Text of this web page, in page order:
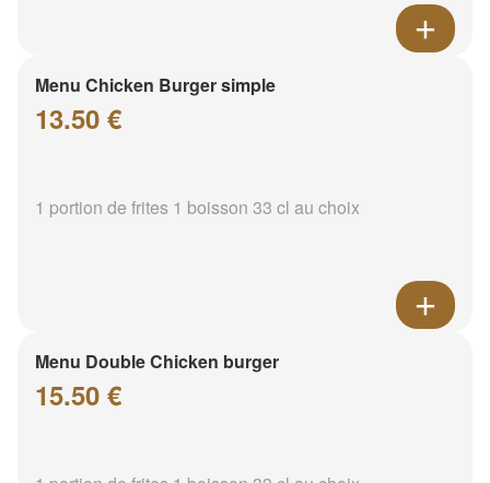
Menu Chicken Burger simple
13.50 €
1 portion de frites 1 boisson 33 cl au choix
Menu Double Chicken burger
15.50 €